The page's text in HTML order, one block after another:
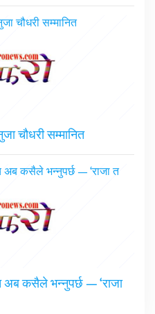
चौधरी सम्मानित
अब कसैले भन्नुपर्छ — ‘राजा